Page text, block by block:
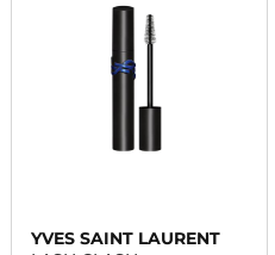
YVES SAINT LAURENT